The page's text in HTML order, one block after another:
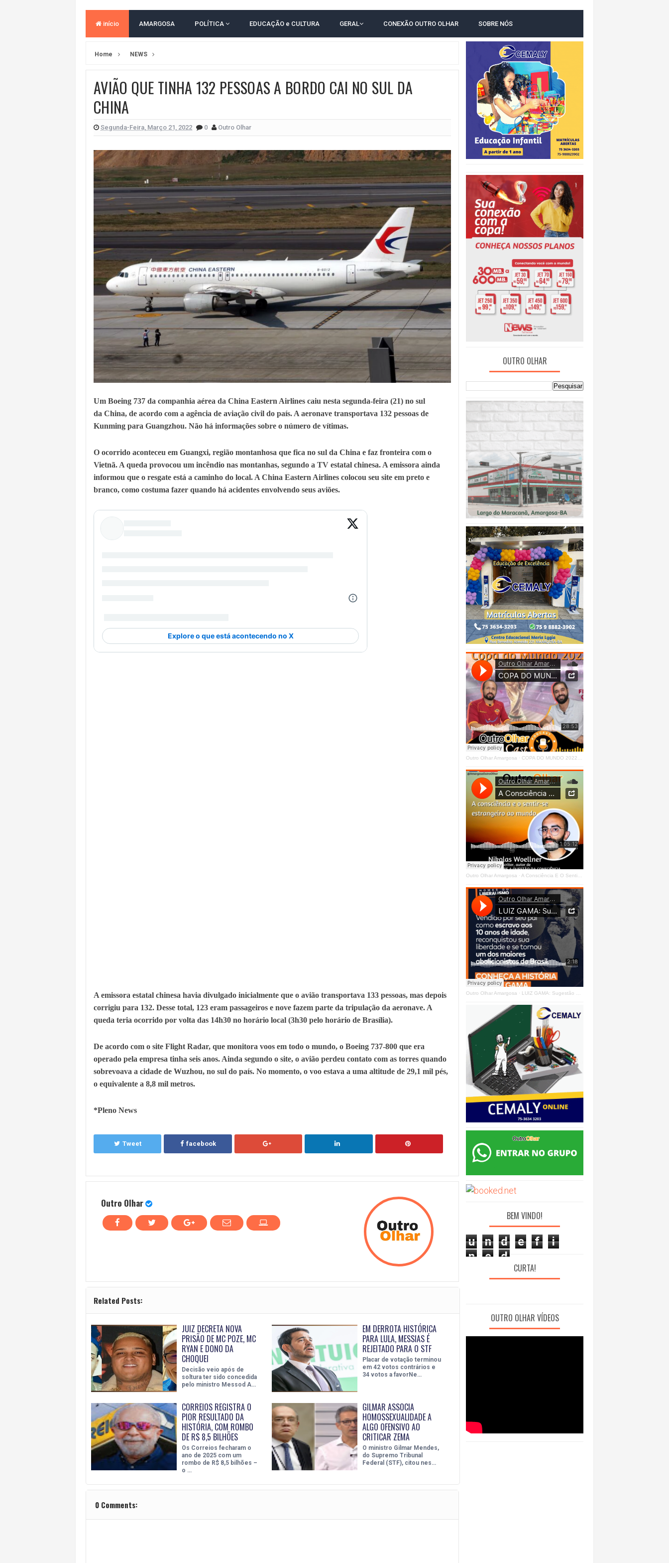
LULA E FLÁVIO BOLSONARO EMPATAM TECNICAMENTE NO 2º TURNO, DIZ PESQUISA
BAHIA E CORINTHIANS EMPATAM EM JOGO PEGADO NA ARENA FONTE NOVA
NO CENTRO DE AMARGOSA, JUSTIÇA ELEITORAL REALIZA SIMULAÇÃO DE VOTAÇÃO
início AMARGOSA POLÍTICA EDUCAÇÃO e CULTURA GERAL CONEXÃO OUTRO OLHAR SOBRE NÓS
Home NEWS
AVIÃO QUE TINHA 132 PESSOAS A BORDO CAI NO SUL DA
CHINA
Segunda-Feira, Março 21, 2022 0 Outro Olhar
Um Boeing 737 da companhia aérea da China Eastern Airlines caiu nesta segunda-feira (21) no sul
da China, de acordo com a agência de aviação civil do país. A aeronave transportava 132 pessoas de
Kunming para Guangzhou. Não há informações sobre o número de vítimas.
O ocorrido aconteceu em Guangxi, região montanhosa que fica no sul da China e faz fronteira com o
Vietnã. A queda provocou um incêndio nas montanhas, segundo a TV estatal chinesa. A emissora ainda
informou que o resgate está a caminho do local. A China Eastern Airlines colocou seu site em preto e
branco, como costuma fazer quando há acidentes envolvendo seus aviões.
A emissora estatal chinesa havia divulgado inicialmente que o avião transportava 133 pessoas, mas depois
corrigiu para 132. Desse total, 123 eram passageiros e nove fazem parte da tripulação da aeronave. A
queda teria ocorrido por volta das 14h30 no horário local (3h30 pelo horário de Brasília).
De acordo com o site Flight Radar, que monitora voos em todo o mundo, o Boeing 737-800 que era
operado pela empresa tinha seis anos. Ainda segundo o site, o avião perdeu contato com as torres quando
sobrevoava a cidade de Wuzhou, no sul do país. No momento, o voo estava a uma altitude de 29,1 mil pés,
o equivalente a 8,8 mil metros.
*Pleno News
Tweet facebook
Outro Olhar
Related Posts:
JUIZ DECRETA NOVA
PRISÃO DE MC POZE, MC
RYAN E DONO DA
CHOQUEI
Decisão veio após de
soltura ter sido concedida
pelo ministro Messod A…
EM DERROTA HISTÓRICA
PARA LULA, MESSIAS É
REJEITADO PARA O STF
Placar de votação terminou
em 42 votos contrários e
34 votos a favorNe…
CORREIOS REGISTRA O
PIOR RESULTADO DA
HISTÓRIA, COM ROMBO
DE R$ 8,5 BILHÕES
Os Correios fecharam o
ano de 2025 com um
rombo de R$ 8,5 bilhões –
o …
GILMAR ASSOCIA
HOMOSSEXUALIDADE A
ALGO OFENSIVO AO
CRITICAR ZEMA
O ministro Gilmar Mendes,
do Supremo Tribunal
Federal (STF), citou nes…
0 Comments:
OUTRO OLHAR
Outro Olhar Amargosa · COPA DO MUNDO 2022 - OUTRO OLHAR CAST #O1 Right
Outro Olhar Amargosa · A Consciência E O Sentir - Se Estrangeiro Ao Mundo
Outro Olhar Amargosa · LUIZ GAMA: Sugestão Outro Olhar
BEM VINDO!
u n d e f
i
n
e d
CURTA!
OUTRO OLHAR VÍDEOS